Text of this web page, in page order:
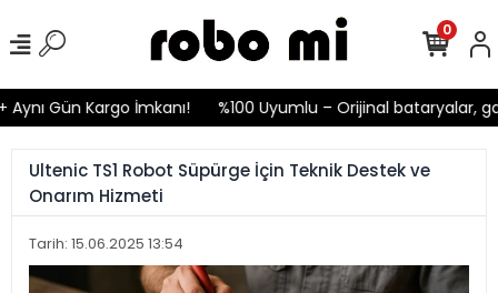
Kargo İmkanı! %100 Uyumlu – Orijinal bataryalar,
0
Ultenic TS1 Robot Süpürge İçin Teknik Destek ve
Onarım Hizmeti
Tarih: 15.06.2025 13:54